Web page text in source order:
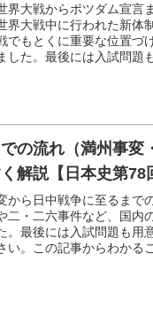
界大戦からポツダム宣言
界大戦中に行われた新体
でもとくに重要な位置づ
した。最後には入試問題
の流れ（満州事変
解説【日本史第78
から日中戦争に至るまで
二・二六事件など、国内
。最後には入試問題も用
い。この記事からわかる